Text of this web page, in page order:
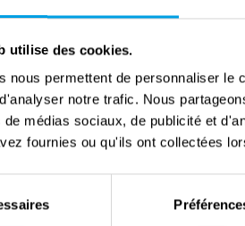
utilise des cookies.
nous permettent de personnaliser le
notre trafic. Nous
de médias sociaux, de publicité et
fournies ou qu'ils ont collectées
in
Interview